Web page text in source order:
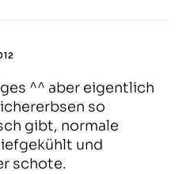
^^ aber eigentlich
so
gibt, normale
und
schote.